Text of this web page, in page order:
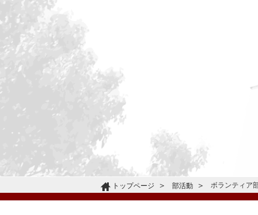
トップページ 部活動 ボランティア